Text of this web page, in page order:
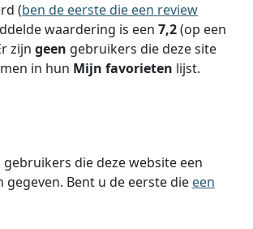
(ben de eerste die een review
waardering is een 7,2(op een
zijn geen gebruikers die deze site
in hun Mijn favorieten lijst.
gebruikers die deze website een
gegeven. Bent u de eerste die een